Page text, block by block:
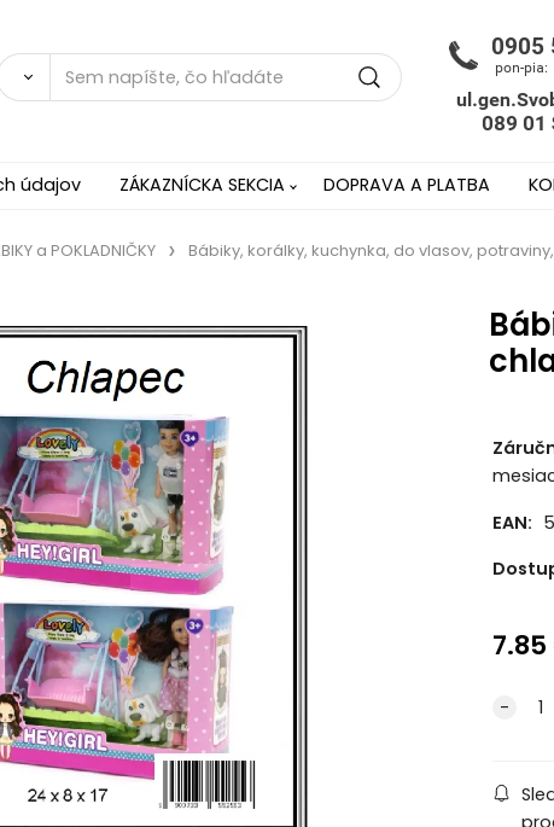
údajov ZÁKAZNÍCKA SEKCIA DOPRAVA A PLATBA
a POKLADNIČKY Bábiky, korálky, kuchynka, do vlasov, potraviny,
EAN:
7.85